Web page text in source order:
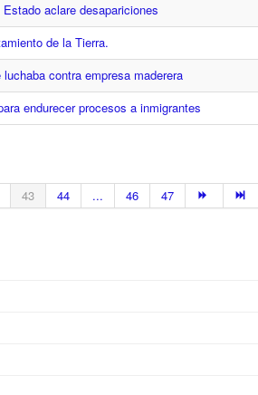
aclare desapariciones
de la Tierra.
contra empresa maderera
endurecer procesos a inmigrantes
43 44 ... 46 47